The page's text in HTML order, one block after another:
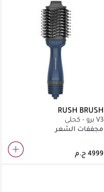
RUSH BRUSH
V3 برو - كحلي
مجففات الشعر